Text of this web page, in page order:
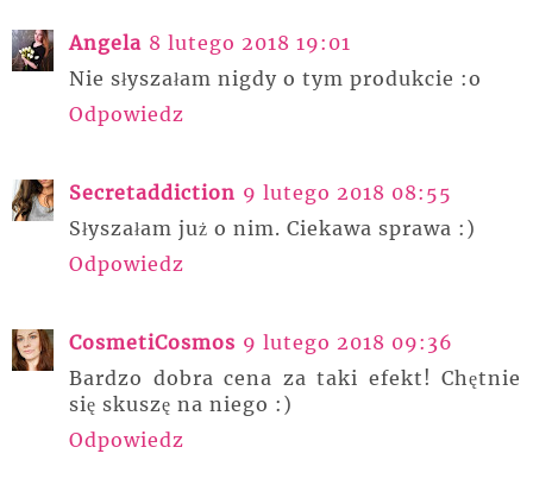
Angela 8 lutego 2018 19:01
Nie słyszałam nigdy o tym produkcie :o
Odpowiedz
Secretaddiction 9 lutego 2018 08:55
Słyszałam już o nim. Ciekawa sprawa :)
Odpowiedz
CosmetiCosmos 9 lutego 2018 09:36
Bardzo dobra cena za taki efekt! Chętnie
się skuszę na niego :)
Odpowiedz